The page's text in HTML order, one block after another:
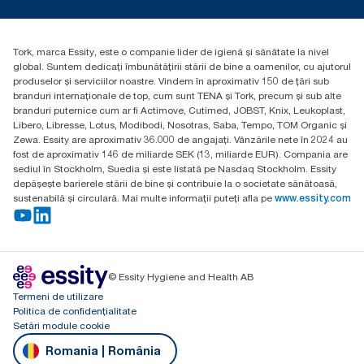
Essity Hungary Kft. Professional Hygiene
Budakeszi út 51.
Tork, marca Essity, este o companie lider de igienă și sănătate la nivel
global. Suntem dedicați îmbunătățirii stării de bine a oamenilor, cu ajutorul
produselor și serviciilor noastre. Vindem în aproximativ 150 de țări sub
branduri internaționale de top, cum sunt TENA și Tork, precum și sub alte
branduri puternice cum ar fi Actimove, Cutimed, JOBST, Knix, Leukoplast,
Libero, Libresse, Lotus, Modibodi, Nosotras, Saba, Tempo, TOM Organic și
Zewa. Essity are aproximativ 36.000 de angajați. Vânzările nete în 2024 au
fost de aproximativ 146 de miliarde SEK (13, miliarde EUR). Compania are
sediul în Stockholm, Suedia și este listată pe Nasdaq Stockholm. Essity
depășește barierele stării de bine și contribuie la o societate sănătoasă,
sustenabilă și circulară. Mai multe informații puteți afla pe www.essity.com
© Essity Hygiene and Health AB
Termeni de utilizare
Politica de confidențialitate
Setări module cookie
Romania | România